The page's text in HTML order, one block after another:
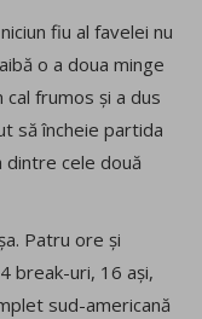
fiu al favelei nu
o a doua minge
frumos și a dus
să încheie partida
dintre cele două
Patru ore și
break-uri, 16 ași,
sud-americană